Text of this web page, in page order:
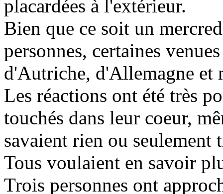
placardées à l'extérieur.
Bien que ce soit un
personnes, certaines
d'Autriche, d'Allemagne et
Les réactions ont été très
touchés dans leur coeur,
savaient rien ou seulement
Tous voulaient en savoir
Trois personnes ont